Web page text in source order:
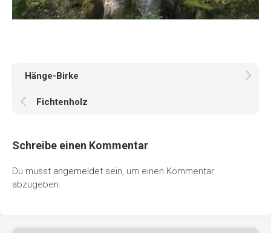
Hänge-Birke
Fichtenholz
Schreibe einen Kommentar
Du musst angemeldet sein, um einen Kommentar
abzugeben.